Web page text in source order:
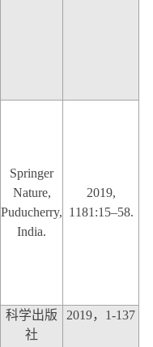
Springer
Nature,
Puducherry,
India.
2019,
1181:15–58.
科学出版
社
2019， 1-137